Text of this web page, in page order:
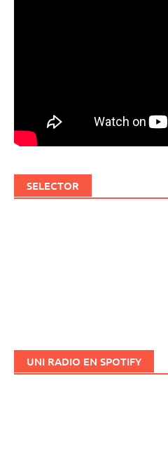
SELECTOR
UNI RADIO EN SPOTIFY